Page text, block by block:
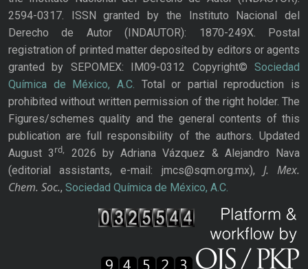
2594-0317. ISSN granted by the Instituto Nacional del
Derecho de Autor (INDAUTOR): 1870-249X. Postal
registration of printed matter deposited by editors or agents
granted by SEPOMEX: IM09-0312 Copyright© Sociedad
Química de México, A.C. Total or partial reproduction is
prohibited without written permission of the right holder. The
Figures/schemes quality and the general contents of this
publication are full responsibility of the authors. Updated
August 3rd,
2026 by Adriana Vázquez & Alejandro Nava
(editorial assistants, e-mail: jmcs@sqm.org.mx), J. Mex.
Chem. Soc., Sociedad Química de México, A.C.